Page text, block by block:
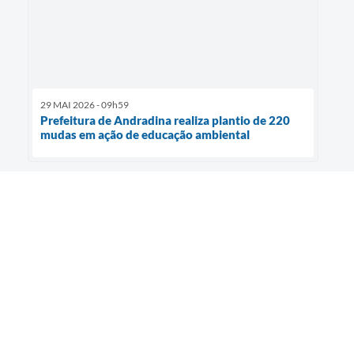
29 MAI 2026 - 09h59
Prefeitura de Andradina realiza plantio de 220
mudas em ação de educação ambiental